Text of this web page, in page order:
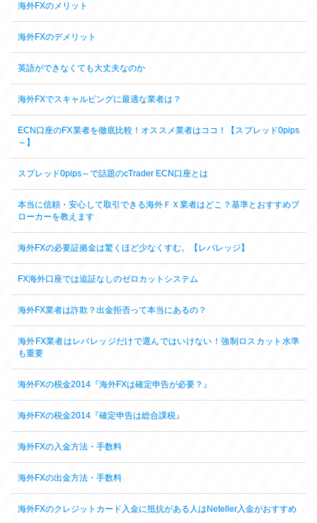
海外FXのメリット
海外FXのデメリット
英語ができなくても大丈夫なのか
海外FXでスキャルピングに最適な業者は？
ECN口座のFX業者を徹底比較！オススメ業者はココ！【スプレッド0pips
～】
スプレッド0pips～で話題のcTrader ECN口座とは
本当に信頼・安心して取引できる海外ＦＸ業者はどこ？基準とおすすめブ
ローカーを教えます
海外FXの必要証拠金は驚くほど少なくすむ。【レバレッジ】
FX海外口座では追証なしのゼロカットシステム
海外FX業者は詐欺？出金拒否って本当にあるの？
海外FX業者はレバレッジだけで選んではいけない！強制ロスカット水準
も重要
海外FXの税金2014『海外FXは確定申告が必要？』
海外FXの税金2014『確定申告は総合課税』
海外FXの入金方法・手数料
海外FXの出金方法・手数料
海外FXのクレジットカード入金に抵抗がある人はNeteller入金がおすすめ